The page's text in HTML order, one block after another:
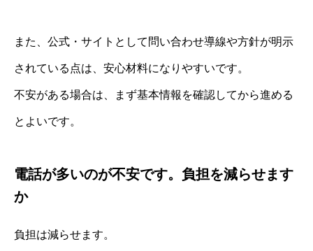
また、公式・サイトとして問い合わせ導線や方針が明示
されている点は、安心材料になりやすいです。
不安がある場合は、まず基本情報を確認してから進める
とよいです。
電話が多いのが不安です。負担を減らせます
か
負担は減らせます。